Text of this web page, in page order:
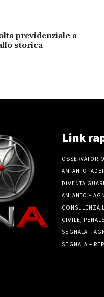
previdenziale a
storica
Link
AMIANTO:
DIVENTA
AMIANTO – AGN
CONSULENZA
CIVILE,
SEGNALA –
SEGNALA –